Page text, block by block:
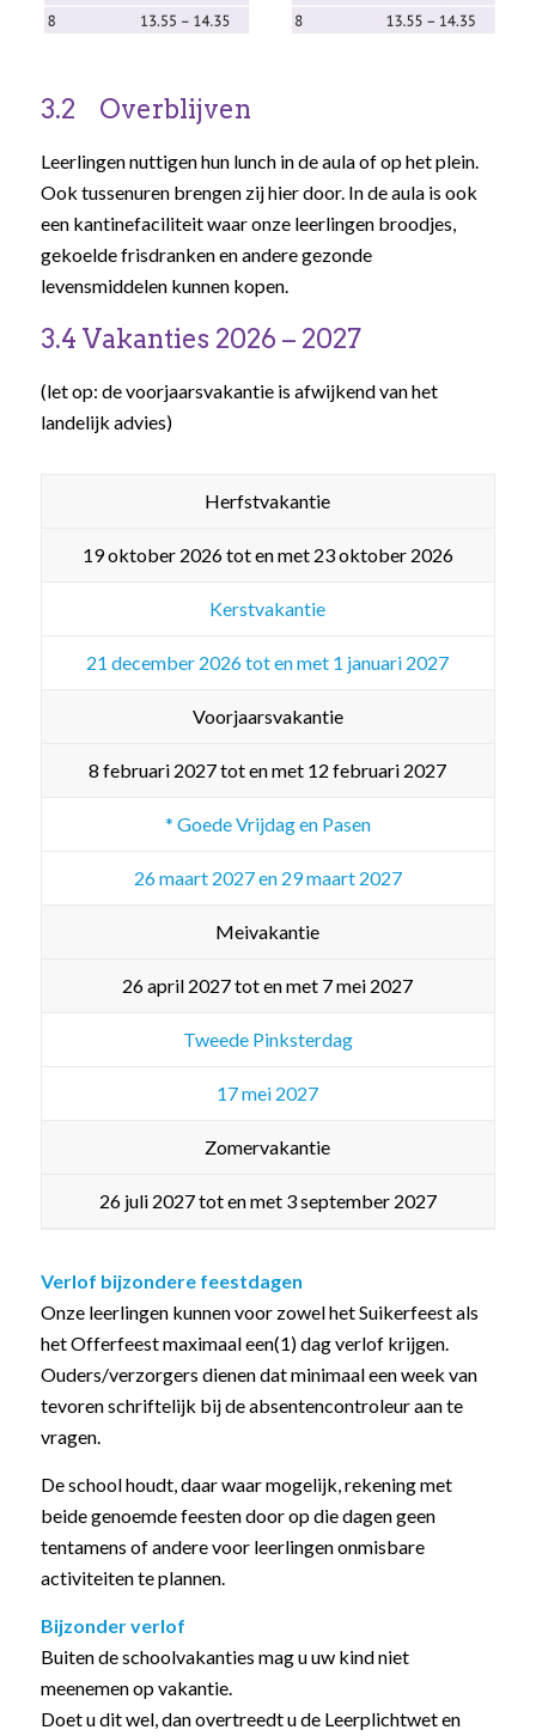
3.2 Overblijven
Leerlingen nuttigen hun lunch in de aula of op het plein.
Ook tussenuren brengen zij hier door. In de aula is ook
een kantinefaciliteit waar onze leerlingen broodjes,
gekoelde frisdranken en andere gezonde
levensmiddelen kunnen kopen.
3.4 Vakanties 2026 – 2027
(let op: de voorjaarsvakantie is afwijkend van het
landelijk advies)
Herfstvakantie
19 oktober 2026 tot en met 23 oktober 2026
Kerstvakantie
21 december 2026 tot en met 1 januari 2027
Voorjaarsvakantie
8 februari 2027 tot en met 12 februari 2027
* Goede Vrijdag en Pasen
26 maart 2027 en 29 maart 2027
Meivakantie
26 april 2027 tot en met 7 mei 2027
Tweede Pinksterdag
17 mei 2027
Zomervakantie
26 juli 2027 tot en met 3 september 2027
Verlof bijzondere feestdagen
Onze leerlingen kunnen voor zowel het Suikerfeest als
het Offerfeest maximaal een(1) dag verlof krijgen.
Ouders/verzorgers dienen dat minimaal een week van
tevoren schriftelijk bij de absentencontroleur aan te
vragen.
De school houdt, daar waar mogelijk, rekening met
beide genoemde feesten door op die dagen geen
tentamens of andere voor leerlingen onmisbare
activiteiten te plannen.
Bijzonder verlof
Buiten de schoolvakanties mag u uw kind niet
meenemen op vakantie.
Doet u dit wel, dan overtreedt u de Leerplichtwet en